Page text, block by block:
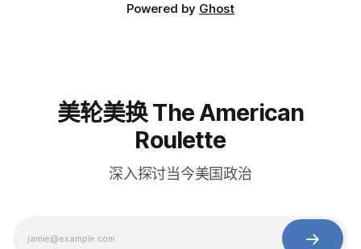
Powered by Ghost
美轮美换 The American
Roulette
深入探讨当今美国政治